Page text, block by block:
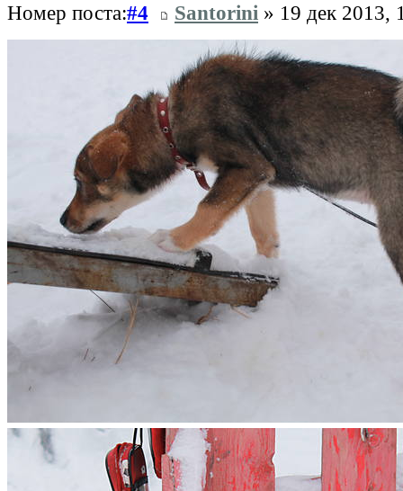
Номер поста:#4 Santorini » 19 дек 2013,